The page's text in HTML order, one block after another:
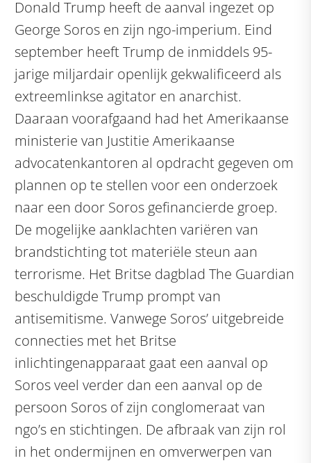
Donald Trump heeft de aanval ingezet op
George Soros en zijn ngo-imperium. Eind
september heeft Trump de inmiddels 95-
jarige miljardair openlijk gekwalificeerd als
extreemlinkse agitator en anarchist.
Daaraan voorafgaand had het Amerikaanse
ministerie van Justitie Amerikaanse
advocatenkantoren al opdracht gegeven om
plannen op te stellen voor een onderzoek
naar een door Soros gefinancierde groep.
De mogelijke aanklachten variëren van
brandstichting tot materiële steun aan
terrorisme. Het Britse dagblad The Guardian
beschuldigde Trump prompt van
antisemitisme. Vanwege Soros’ uitgebreide
connecties met het Britse
inlichtingenapparaat gaat een aanval op
Soros veel verder dan een aanval op de
persoon Soros of zijn conglomeraat van
ngo’s en stichtingen. De afbraak van zijn rol
in het ondermijnen en omverwerpen van